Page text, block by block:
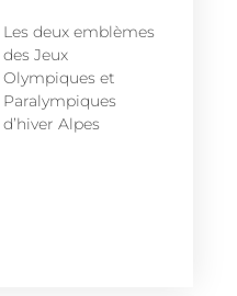
Les deux emblèmes
des Jeux
Olympiques et
Paralympiques
d’hiver Alpes